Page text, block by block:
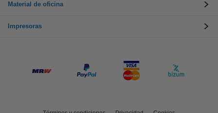
Material de oficina
Impresoras